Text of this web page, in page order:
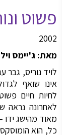
פשוט
2002
מאת: ג'יימס
אינו שואף
לחיות חיים
לאחרונה נראה
מאוד מהישג ידו
כל, הוא